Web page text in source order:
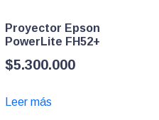
Proyector Epson
PowerLite FH52+
$5.300.000
Leer más